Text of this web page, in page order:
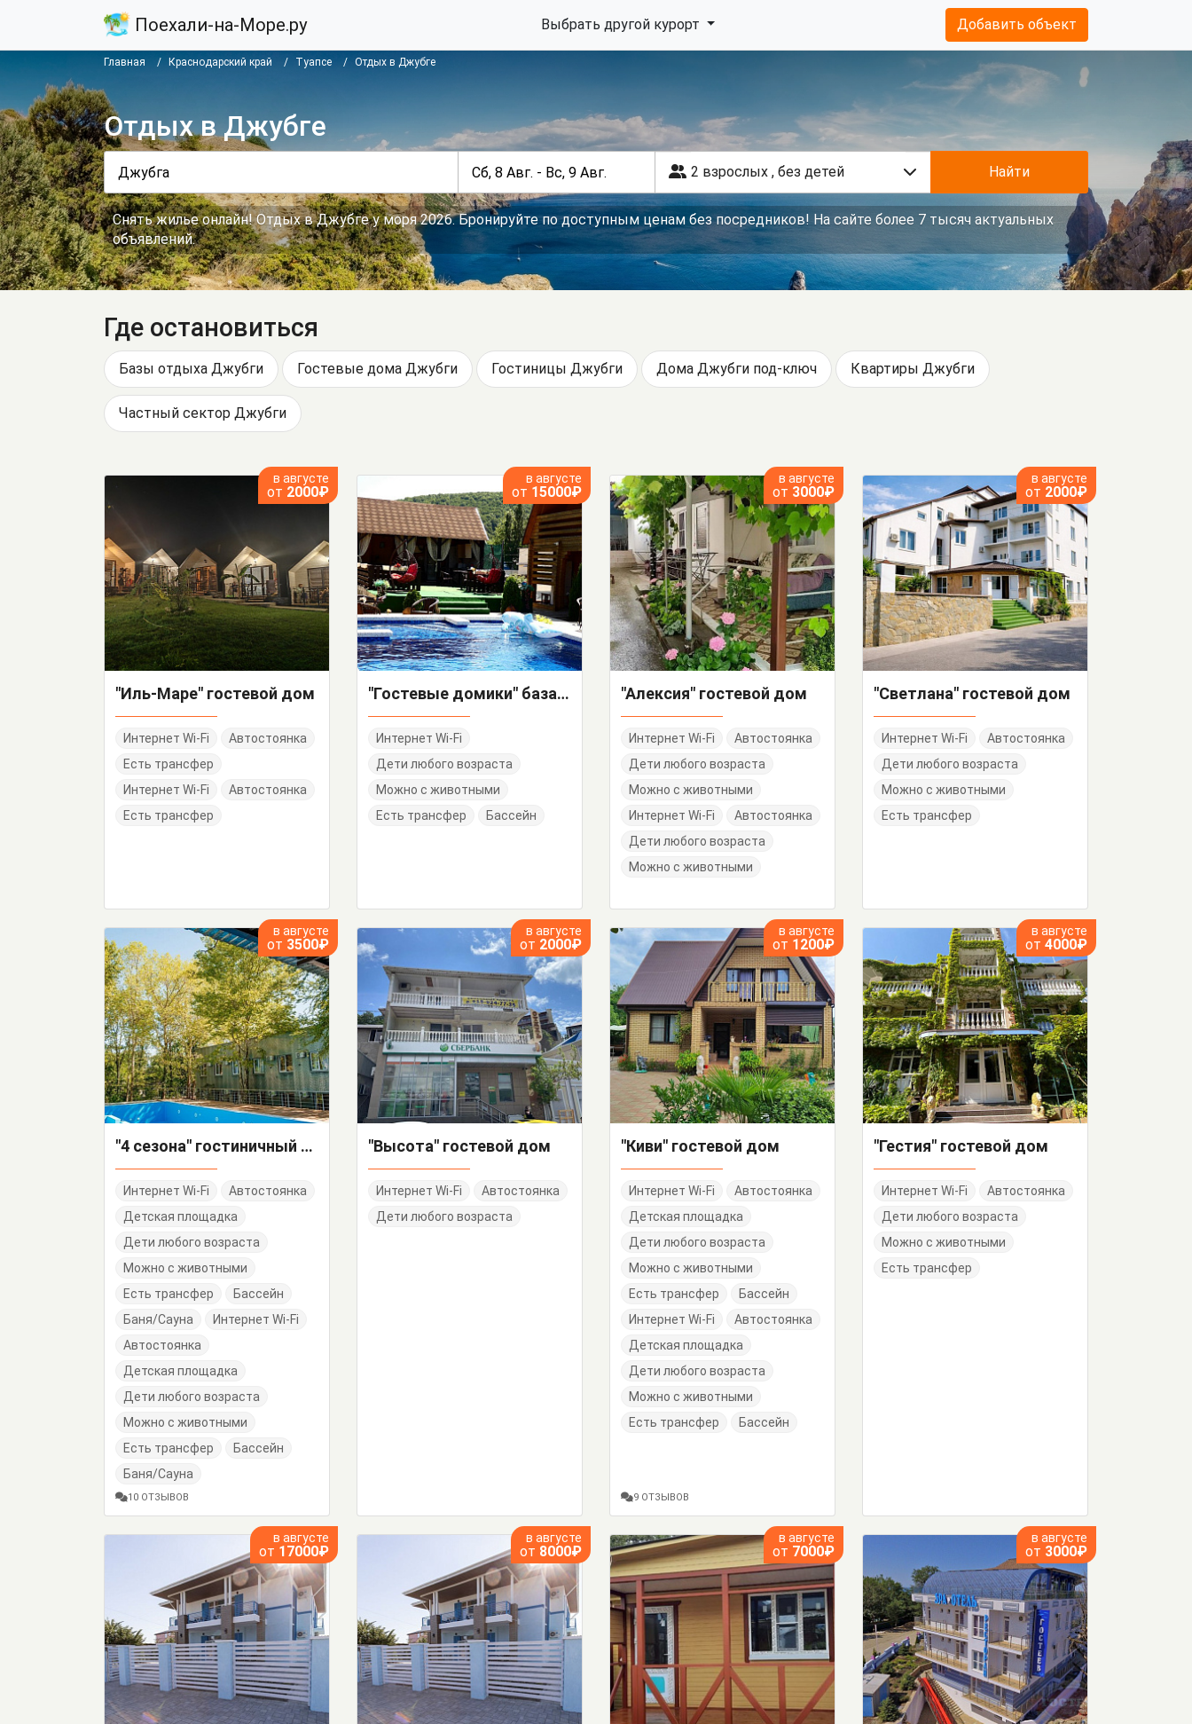
Поехали-на-Море.ру Выбрать другой курорт Добавить объект
Главная Краснодарский край Туапсе Отдых в Джубге
Отдых в Джубге
2 взрослых , без детей Найти
Снять жилье онлайн! Отдых в Джубге у моря 2026. Бронируйте по доступным ценам без посредников! На сайте более 7 тысяч актуальных
объявлений.
Где остановиться
Базы отдыха Джубги Гостевые дома Джубги Гостиницы Джубги Дома Джубги под-ключ Квартиры Джубги
Частный сектор Джубги
в августе
от 2000₽
"Иль-Маре" гостевой дом
Интернет Wi-Fi
Автостоянка
Есть трансфер
Интернет Wi-Fi
Автостоянка
Есть трансфер
в августе
от 15000₽
"Гостевые домики" база отдыха
Интернет Wi-Fi
Дети любого возраста
Можно с животными
Есть трансфер
Бассейн
в августе
от 3000₽
"Алексия" гостевой дом
Интернет Wi-Fi
Автостоянка
Дети любого возраста
Можно с животными
Интернет Wi-Fi
Автостоянка
Дети любого возраста
Можно с животными
в августе
от 2000₽
"Светлана" гостевой дом
Интернет Wi-Fi
Автостоянка
Дети любого возраста
Можно с животными
Есть трансфер
в августе
от 3500₽
"4 сезона" гостиничный комплекс
Интернет Wi-Fi
Автостоянка
Детская площадка
Дети любого возраста
Можно с животными
Есть трансфер
Бассейн
Баня/Сауна
Интернет Wi-Fi
Автостоянка
Детская площадка
Дети любого возраста
Можно с животными
Есть трансфер
Бассейн
Баня/Сауна
10 ОТЗЫВОВ
в августе
от 2000₽
"Высота" гостевой дом
Интернет Wi-Fi
Автостоянка
Дети любого возраста
в августе
от 1200₽
"Киви" гостевой дом
Интернет Wi-Fi
Автостоянка
Детская площадка
Дети любого возраста
Можно с животными
Есть трансфер
Бассейн
Интернет Wi-Fi
Автостоянка
Детская площадка
Дети любого возраста
Можно с животными
Есть трансфер
Бассейн
9 ОТЗЫВОВ
в августе
от 4000₽
"Гестия" гостевой дом
Интернет Wi-Fi
Автостоянка
Дети любого возраста
Можно с животными
Есть трансфер
в августе
от 17000₽
в августе
от 8000₽
в августе
от 7000₽
в августе
от 3000₽